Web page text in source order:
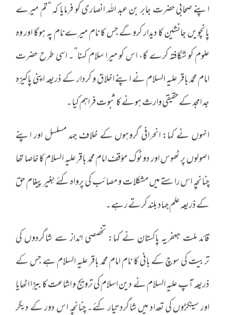
اپنے صحابی حضرت جابر بن عبد اللہ انصاری کو فرمایا کہ “تم میرے
پانچویں جانشین کا دیدار کرو گے جس کا نام میرے نام پہ ہوگا اور وہ
علوم کو شگافتہ کرے گا، اس کو میرا سلام کہنا”۔ اسی طرح حضرت
امام محمد باقر علیہ السلام نے اپنے اخلاق و کردار کے ذریعہ اپنی پاکیزہ
جد امجد کے حقیقی وارث ہونے کا ثبوت فراہم کیا۔
انہوں نے کہا: انحرافی گروہوں کے خلاف جہد مسلسل اور اپنے
اصولوں پر ٹھوس اور دو ٹوک مؤقف امام محمد باقر علیہ السلام کا خاصا تھا
چنانچہ اس راستے میں مشکلات و مصائب کی پرواہ کئے بغیر پیغام حق
کے ذریعہ علم جہاد بلند کرتے رہے۔
قائد ملت جعفریہ پاکستان نے کہا: تخصصی انداز سے شاگردوں کی
تربیت کی سوچ کے بانی کا نام امام محمد باقر علیہ السلام ہے جس کے
ذریعہ آپ علیہ السلام نے دین اسلام کی ترویج و اشاعت کا بیڑا اٹھایا
اور سینکڑوں کی تعداد میں شاگرد تیار کئے۔ چنانچہ اس دور کے دیگر